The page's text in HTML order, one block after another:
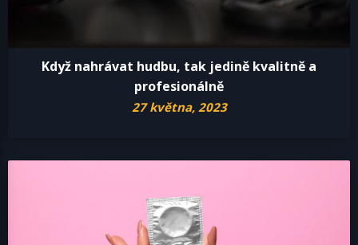
Když nahrávat hudbu, tak jedině kvalitně a
profesionálně
27 května, 2023